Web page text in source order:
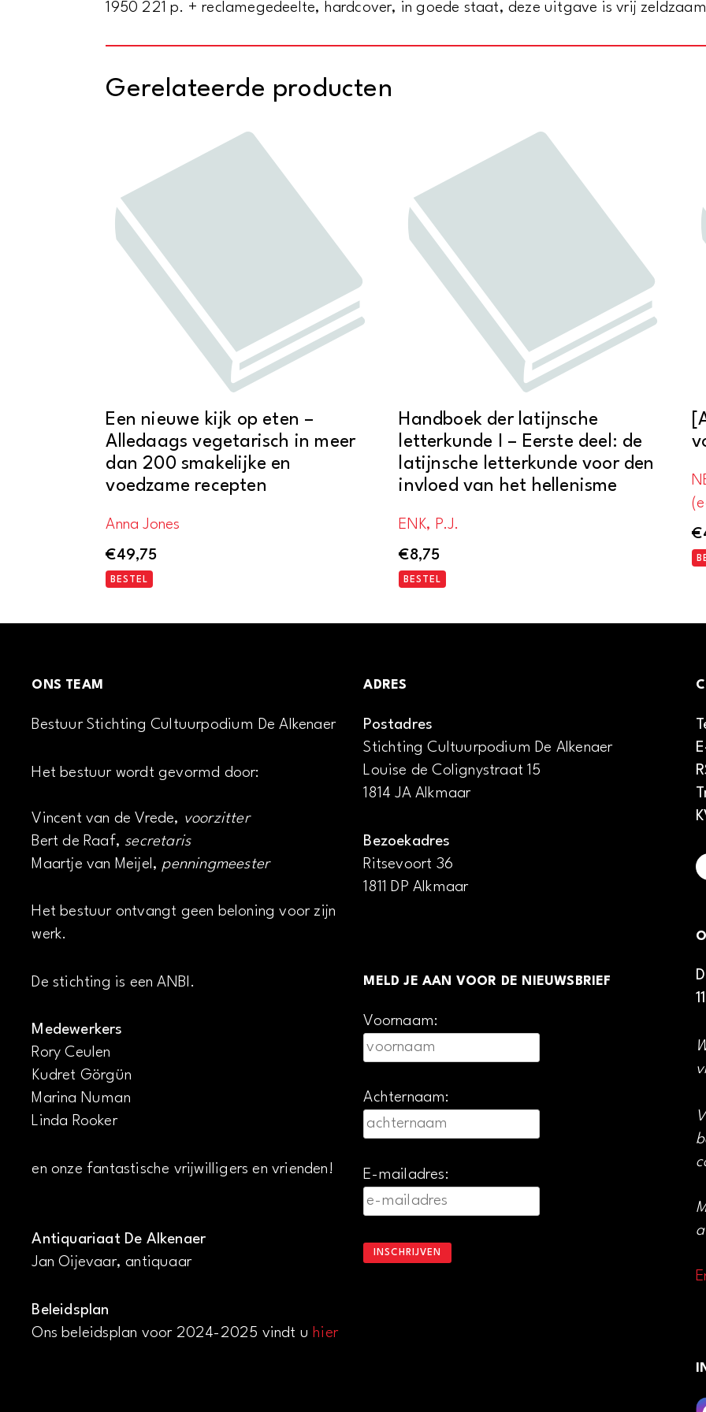
1950 221 p. + reclamegedeelte, hardcover, in goede staat, deze uitgave is vrij
Gerelateerde producten
Een nieuwe kijk op eten –
Alledaags vegetarisch in meer
dan 200 smakelijke en
voedzame recepten
Anna Jones
€49,75
BESTEL
Handboek der latijnsche
letterkunde I – Eerste deel: de
latijnsche letterkunde voor den
invloed van het hellenisme
ENK, P.J.
€8,75
BESTEL
€
ONS TEAM
Bestuur Stichting Cultuurpodium De Alkenaer
Het bestuur wordt gevormd door:
Vincent van de Vrede, voorzitter
Bert de Raaf, secretaris
Maartje van Meijel, penningmeester
Het bestuur ontvangt geen beloning voor zijn
werk.
De stichting is een ANBI.
Medewerkers
Rory Ceulen
Kudret Görgün
Marina Numan
Linda Rooker
en onze fantastische vrijwilligers en vrienden!
Antiquariaat De Alkenaer
Jan Oijevaar, antiquaar
Beleidsplan
Ons beleidsplan voor 2024-2025 vindt u hier
ADRES
Postadres
Stichting Cultuurpodium De Alkenaer
Louise de Colignystraat 15
1814 JA Alkmaar
Bezoekadres
Ritsevoort 36
1811 DP Alkmaar
MELD JE AAN VOOR DE NIEUWSBRIEF
Voornaam:
Achternaam:
E-mailadres: